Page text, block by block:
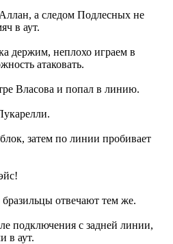
а следом Подлесных не
в аут.
держим, неплохо играем в
атаковать.
Власова и попал в линию.
затем по линии пробивает
отвечают тем же.
подключения с задней линии,
в аут.